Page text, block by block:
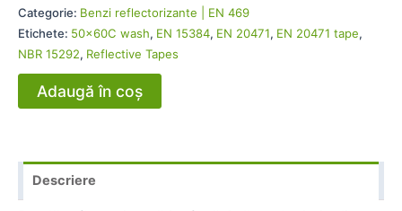
Categorie: Benzi reflectorizante | EN 469
Etichete: 50x60C wash, EN 15384, EN 20471, EN 20471 tape,
NBR 15292, Reflective Tapes
Adaugă în coș
Descriere